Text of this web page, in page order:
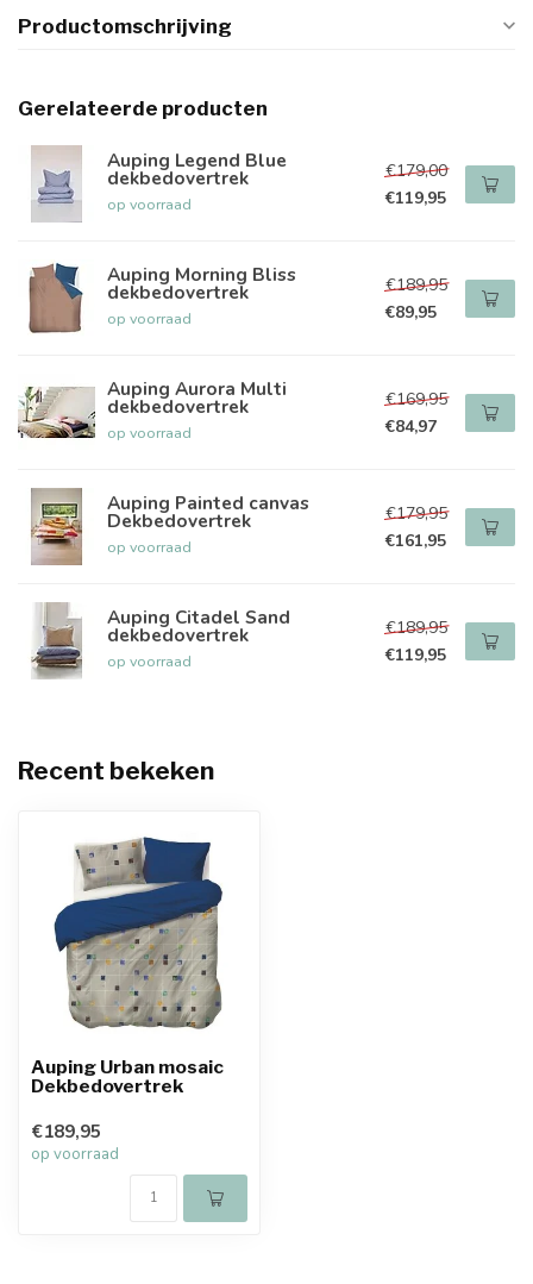
Productomschrijving
Gerelateerde producten
Auping Legend Blue
dekbedovertrek
op voorraad
€179,00
€119,95
Auping Morning Bliss
dekbedovertrek
op voorraad
€189,95
€89,95
Auping Aurora Multi
dekbedovertrek
op voorraad
€169,95
€84,97
Auping Painted canvas
Dekbedovertrek
op voorraad
€179,95
€161,95
Auping Citadel Sand
dekbedovertrek
op voorraad
€189,95
€119,95
Recent bekeken
Auping Urban mosaic
Dekbedovertrek
€189,95
op voorraad